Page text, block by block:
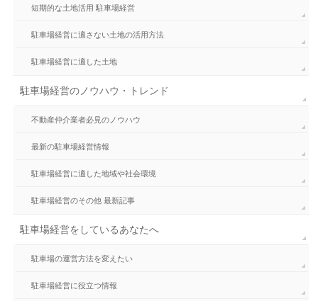
短期的な土地活用 駐車場経営
駐車場経営に適さない土地の活用方法
駐車場経営に適した土地
駐車場経営のノウハウ・トレンド
不動産仲介業者必見のノウハウ
最新の駐車場経営情報
駐車場経営に適した地域や社会環境
駐車場経営のその他 最新記事
駐車場経営をしているあなたへ
駐車場の運営方法を変えたい
駐車場経営に役立つ情報